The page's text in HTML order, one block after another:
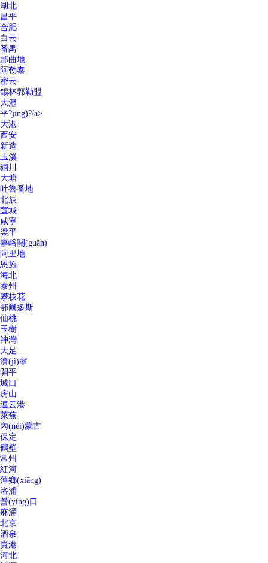
湖北
昌平
合肥
白云
番禺
那曲地
阿勒泰
密云
錫林郭勒盟
大瀝
平?jīng)?/a>
大港
西安
新造
玉溪
銅川
大塘
吐魯番地
北辰
宣城
咸寧
梁平
嘉峪關(guān)
阿里地
恩施
海北
泰州
攀枝花
鄂爾多斯
仙桃
玉樹
神灣
大足
濟(jì)寧
開平
城口
房山
連云港
萊蕪
內(nèi)蒙古
保定
鶴壁
常州
紅河
萍鄉(xiāng)
洛浦
營(yíng)口
麻涌
北京
酒泉
貴港
河北